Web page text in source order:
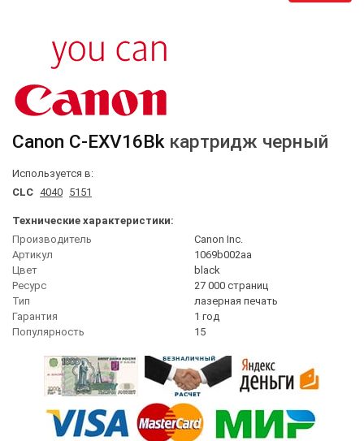
Canon C-EXV16Bk картридж черный
Используется в:
CLC 4040 5151
Технические характеристики:
Производитель
Canon Inc.
Артикул
1069b002aa
Цвет
black
Ресурс
27 000 страниц
Тип
лазерная печать
Гарантия
1 год
Популярность
15